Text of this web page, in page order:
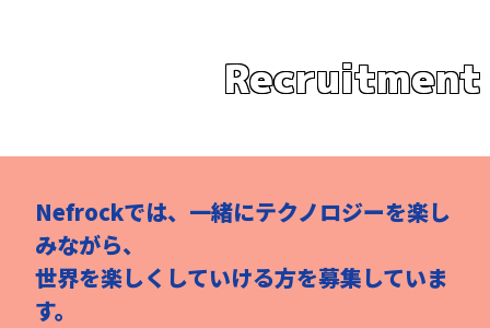
Recruitment
Nefrockでは、一緒にテクノロジーを楽し
みながら、
世界を楽しくしていける方を募集していま
す。